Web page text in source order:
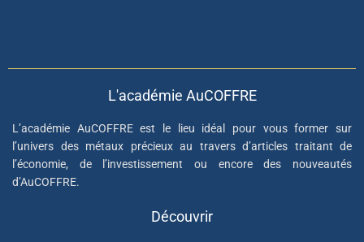
L'académie AuCOFFRE
L’académie AuCOFFRE est le lieu idéal pour vous former sur
l’univers des métaux précieux au travers d’articles traitant de
l’économie, de l’investissement ou encore des nouveautés
d’AuCOFFRE.
Découvrir